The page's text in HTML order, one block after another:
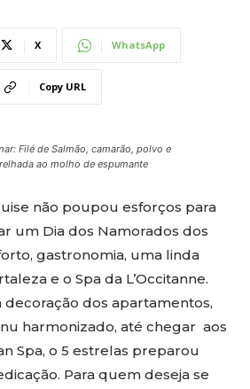
X WhatsApp
Copy URL
Filé de Salmão, camarão, polvo e
ao molho de espumante
não poupou esforços para
um Dia dos Namorados dos
gastronomia, uma linda
e o Spa da L’Occitanne.
decoração dos apartamentos,
harmonizado, até chegar aos
Spa, o 5 estrelas preparou
Para quem deseja se